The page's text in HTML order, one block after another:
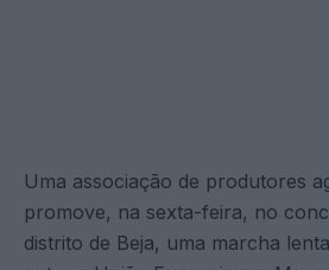
Uma associação de produtores
promove, na sexta-feira, no
distrito de Beja, uma marcha